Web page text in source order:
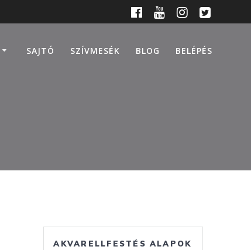
SAJTÓ SZÍVMESÉK BLOG BELÉPÉS
AKVARELLFESTÉS ALAPOK